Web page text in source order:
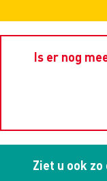
Is er nog
Ziet u ook